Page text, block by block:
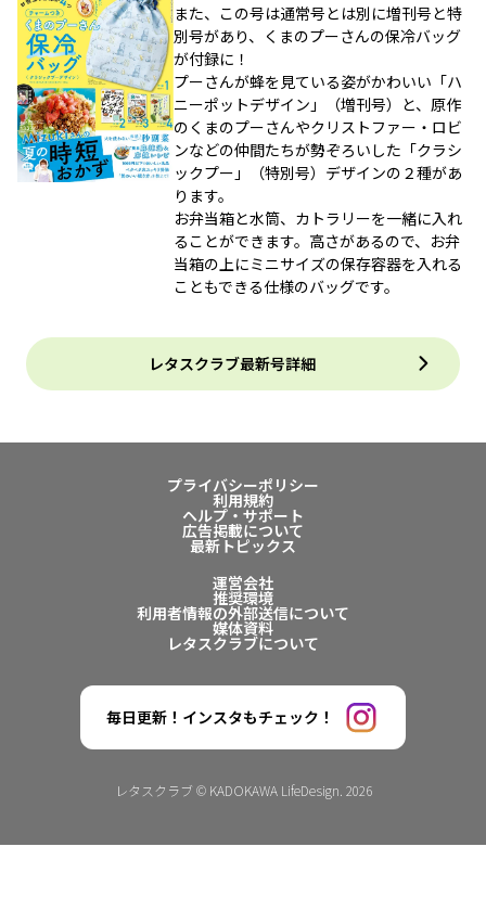
また、この号は通常号とは別に増刊号と特
別号があり、くまのプーさんの保冷バッグ
が付録に！
プーさんが蜂を見ている姿がかわいい「ハ
ニーポットデザイン」（増刊号）と、原作
のくまのプーさんやクリストファー・ロビ
ンなどの仲間たちが勢ぞろいした「クラシ
ックプー」（特別号）デザインの２種があ
ります。
お弁当箱と水筒、カトラリーを一緒に入れ
ることができます。高さがあるので、お弁
当箱の上にミニサイズの保存容器を入れる
こともできる仕様のバッグです。
レタスクラブ最新号詳細
プライバシーポリシー
利用規約
ヘルプ・サポート
広告掲載について
最新トピックス
運営会社
推奨環境
利用者情報の外部送信について
媒体資料
レタスクラブについて
毎日更新！インスタもチェック！
レタスクラブ © KADOKAWA LifeDesign. 2026